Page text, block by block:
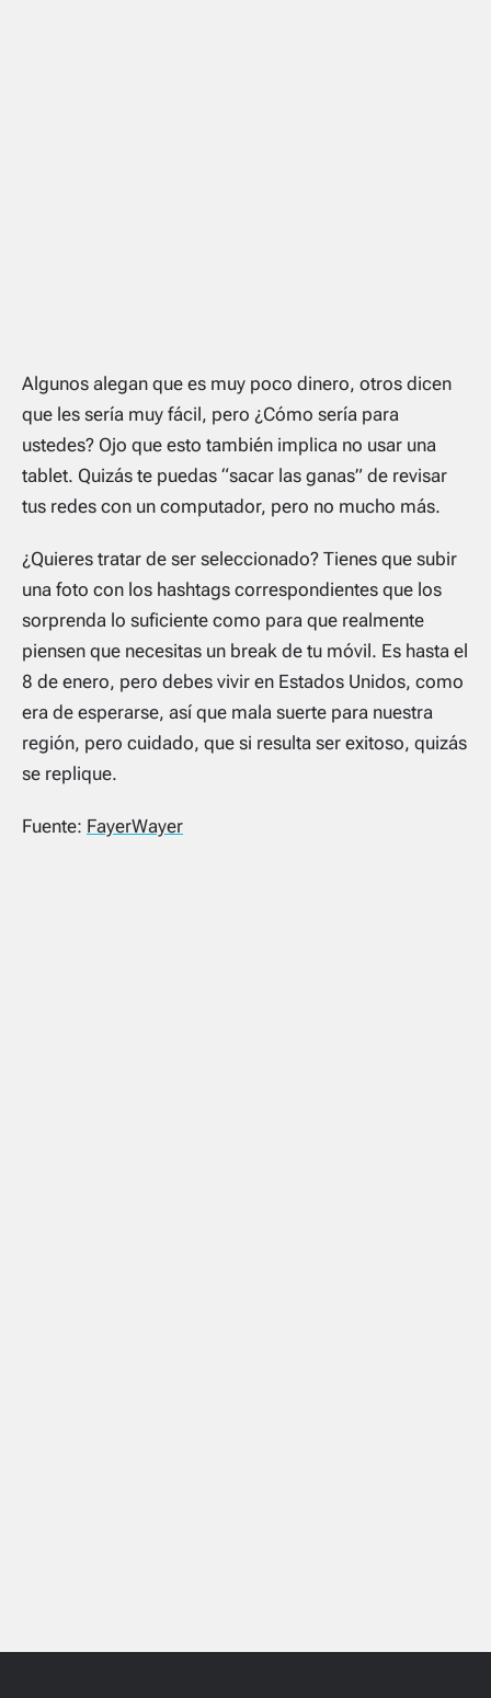
Algunos alegan que es muy poco dinero, otros dicen
que les sería muy fácil, pero ¿Cómo sería para
ustedes? Ojo que esto también implica no usar una
tablet. Quizás te puedas “sacar las ganas” de revisar
tus redes con un computador, pero no mucho más.
¿Quieres tratar de ser seleccionado? Tienes que subir
una foto con los hashtags correspondientes que los
sorprenda lo suficiente como para que realmente
piensen que necesitas un break de tu móvil. Es hasta el
8 de enero, pero debes vivir en Estados Unidos, como
era de esperarse, así que mala suerte para nuestra
región, pero cuidado, que si resulta ser exitoso, quizás
se replique.
Fuente: FayerWayer